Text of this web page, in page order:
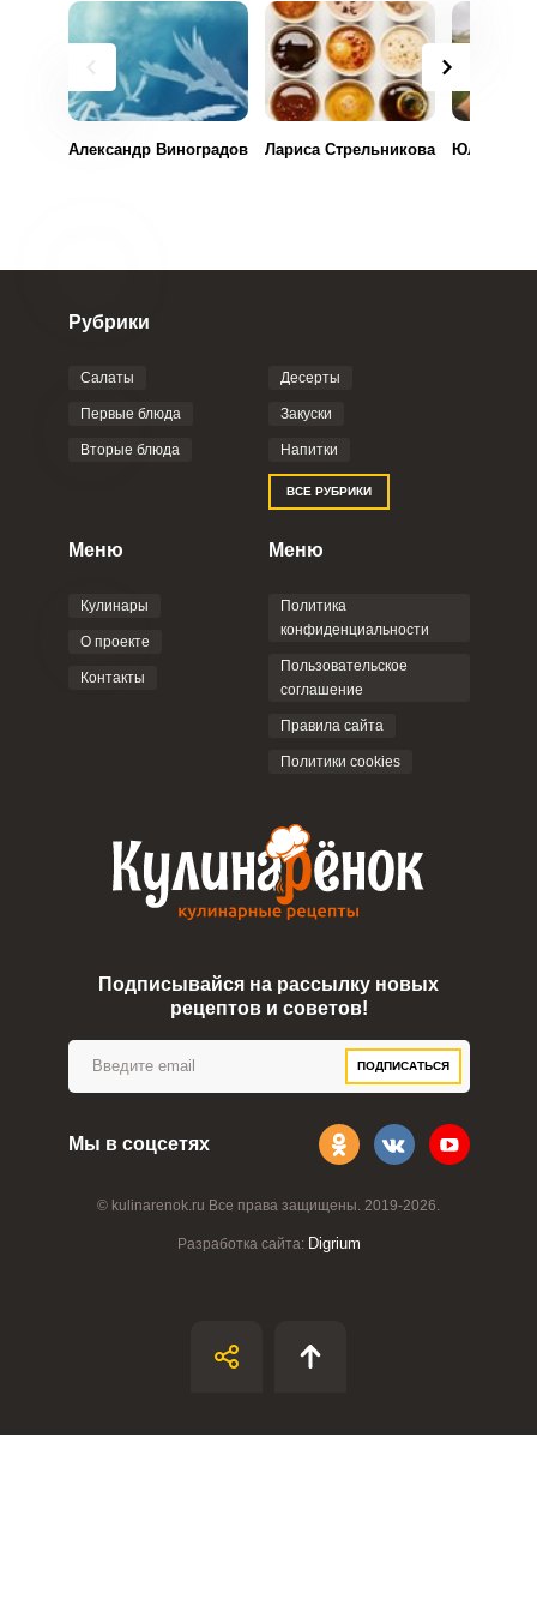
Александр Виноградов Лариса Стрельникова Юлия
© kulinarenok.ru Все права защищены. 2019-2026.
Разработка сайта: Digrium
Рубрики
Салаты
Первые блюда
Вторые блюда
Десерты
Закуски
Напитки
ВСЕ РУБРИКИ
Меню
Кулинары
О проекте
Контакты
Меню
Политика
конфиденциальности
Пользовательское
соглашение
Правила сайта
Политики cookies
Подписывайся на рассылку новых
рецептов и советов!
ПОДПИСАТЬСЯ
Мы в соцсетях